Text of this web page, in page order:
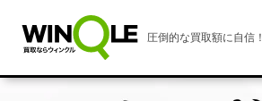
圧倒的な買取額に自信！